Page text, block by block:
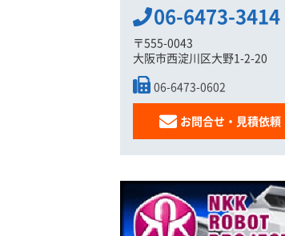
06-6473-3414
〒555-0043
大阪市西淀川区大野1-2-20
06-6473-0602
お問合せ・見積依頼